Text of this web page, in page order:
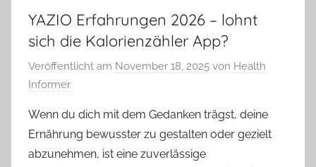
YAZIO Erfahrungen 2026 – lohnt
sich die Kalorienzähler App?
Veröffentlicht am November 18, 2025 von Health
Informer
Wenn du dich mit dem Gedanken trägst, deine
Ernährung bewusster zu gestalten oder gezielt
abzunehmen, ist eine zuverlässige